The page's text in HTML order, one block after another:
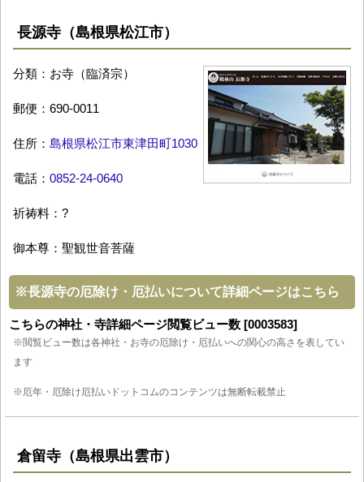
長源寺（島根県松江市）
分類：お寺（臨済宗）
郵便：690-0011
住所： 島根県松江市東津田町1030
電話： 0852-24-0640
祈祷料：?
御本尊：聖観世音菩薩
※長源寺の厄除け・厄払いについて詳細ページはこちら
こちらの神社・寺詳細ページ閲覧ビュー数 [0003583]
※閲覧ビュー数は各神社・お寺の厄除け・厄払いへの関心の高さを表してい
ます
※厄年・厄除け厄払いドットコムのコンテンツは無断転載禁止
倉留寺（島根県出雲市）